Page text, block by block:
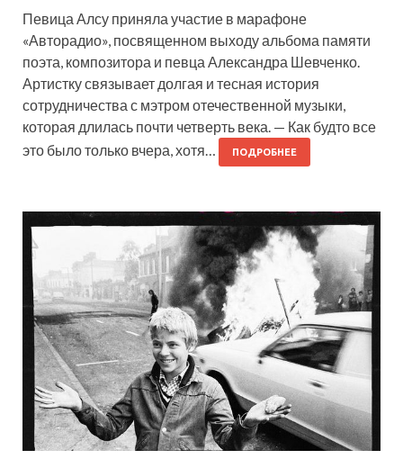
Певица Алсу приняла участие в марафоне
«Авторадио», посвященном выходу альбома памяти
поэта, композитора и певца Александра Шевченко.
Артистку связывает долгая и тесная история
сотрудничества с мэтром отечественной музыки,
которая длилась почти четверть века. — Как будто все
это было только вчера, хотя…
ПОДРОБНЕЕ